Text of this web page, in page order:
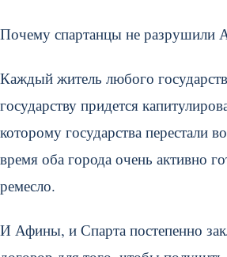
Почему спартанцы не разрушили
Каждый житель любого
государству придется
которому государства перестали
время оба города очень активно
ремесло.
И Афины, и Спарта постепенно